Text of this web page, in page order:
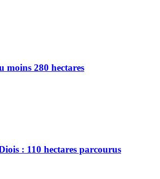
moins 280 hectares
: 110 hectares parcourus